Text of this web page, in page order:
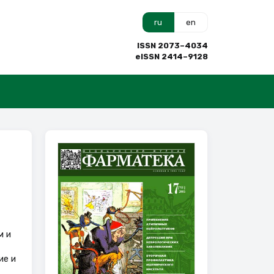
ru en
ISSN 2073–4034
eISSN 2414–9128
и
и